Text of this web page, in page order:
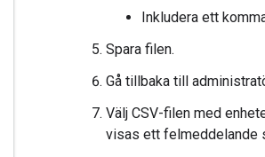
Inkludera ett
Spara filen.
Gå tillbaka till
Välj CSV-filen med
visas ett felmeddelande